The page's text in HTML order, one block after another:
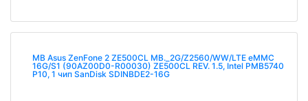
MB Asus ZenFone 2 ZE500CL MB._2G/Z2560/WW/LTE eMMC
16G/S1 (90AZ00D0-R00030) ZE500CL REV. 1.5, Intel PMB5740
P10, 1 чип SanDisk SDINBDE2-16G